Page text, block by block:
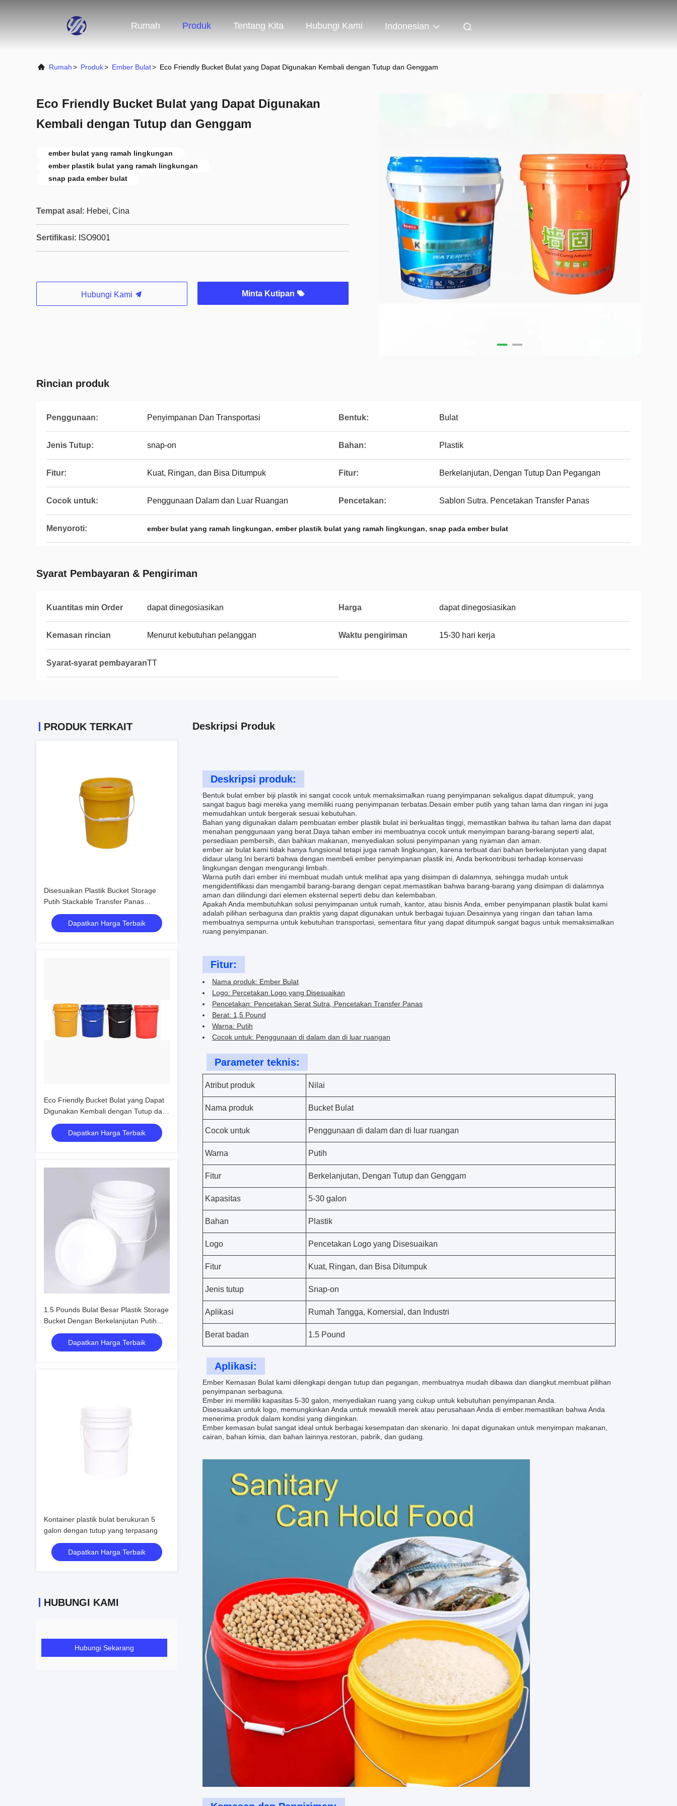
Rumah Produk Tentang Kita Hubungi Kami Indonesian
Rumah> Produk> Ember Bulat> Eco Friendly Bucket Bulat yang Dapat Digunakan Kembali dengan Tutup dan Genggam
Eco Friendly Bucket Bulat yang Dapat Digunakan
Kembali dengan Tutup dan Genggam
ember bulat yang ramah lingkungan
ember plastik bulat yang ramah lingkungan
snap pada ember bulat
Tempat asal: Hebei, Cina
Sertifikasi: ISO9001
Hubungi Kami Minta Kutipan
Rincian produk
Penggunaan: Penyimpanan Dan Transportasi Bentuk: Bulat
Jenis Tutup: snap-on Bahan: Plastik
Fitur: Kuat, Ringan, dan Bisa Ditumpuk Fitur: Berkelanjutan, Dengan Tutup Dan Pegangan
Cocok untuk: Penggunaan Dalam dan Luar Ruangan Pencetakan: Sablon Sutra. Pencetakan Transfer Panas
Menyoroti: ember bulat yang ramah lingkungan, ember plastik bulat yang ramah lingkungan, snap pada ember bulat
Syarat Pembayaran & Pengiriman
Kuantitas min Order dapat dinegosiasikan Harga dapat dinegosiasikan
Kemasan rincian Menurut kebutuhan pelanggan Waktu pengiriman 15-30 hari kerja
Syarat-syarat pembayaranTT
PRODUK TERKAIT
Disesuaikan Plastik Bucket Storage
Putih Stackable Transfer Panas
Pencetakan Bundar Bucket Dengan
Snap On Tutup
Dapatkan Harga Terbaik
Eco Friendly Bucket Bulat yang Dapat
Digunakan Kembali dengan Tutup dan
Genggam
Dapatkan Harga Terbaik
1.5 Pounds Bulat Besar Plastik Storage
Bucket Dengan Berkelanjutan Putih
Snap On Tutup
Dapatkan Harga Terbaik
Kontainer plastik bulat berukuran 5
galon dengan tutup yang terpasang
Dapatkan Harga Terbaik
HUBUNGI KAMI
Hubungi Sekarang
Deskripsi Produk
Deskripsi produk:
Bentuk bulat ember biji plastik ini sangat cocok untuk memaksimalkan ruang penyimpanan sekaligus dapat ditumpuk, yang
sangat bagus bagi mereka yang memiliki ruang penyimpanan terbatas.Desain ember putih yang tahan lama dan ringan ini juga
memudahkan untuk bergerak sesuai kebutuhan.
Bahan yang digunakan dalam pembuatan ember plastik bulat ini berkualitas tinggi, memastikan bahwa itu tahan lama dan dapat
menahan penggunaan yang berat.Daya tahan ember ini membuatnya cocok untuk menyimpan barang-barang seperti alat,
persediaan pembersih, dan bahkan makanan, menyediakan solusi penyimpanan yang nyaman dan aman.
ember air bulat kami tidak hanya fungsional tetapi juga ramah lingkungan, karena terbuat dari bahan berkelanjutan yang dapat
didaur ulang.Ini berarti bahwa dengan membeli ember penyimpanan plastik ini, Anda berkontribusi terhadap konservasi
lingkungan dengan mengurangi limbah.
Warna putih dari ember ini membuat mudah untuk melihat apa yang disimpan di dalamnya, sehingga mudah untuk
mengidentifikasi dan mengambil barang-barang dengan cepat.memastikan bahwa barang-barang yang disimpan di dalamnya
aman dan dilindungi dari elemen eksternal seperti debu dan kelembaban.
Apakah Anda membutuhkan solusi penyimpanan untuk rumah, kantor, atau bisnis Anda, ember penyimpanan plastik bulat kami
adalah pilihan serbaguna dan praktis yang dapat digunakan untuk berbagai tujuan.Desainnya yang ringan dan tahan lama
membuatnya sempurna untuk kebutuhan transportasi, sementara fitur yang dapat ditumpuk sangat bagus untuk memaksimalkan
ruang penyimpanan.
Fitur:
Nama produk: Ember Bulat
Logo: Percetakan Logo yang Disesuaikan
Pencetakan: Pencetakan Serat Sutra, Pencetakan Transfer Panas
Berat: 1,5 Pound
Warna: Putih
Cocok untuk: Penggunaan di dalam dan di luar ruangan
Parameter teknis:
Atribut produk Nilai
Nama produk Bucket Bulat
Cocok untuk Penggunaan di dalam dan di luar ruangan
Warna Putih
Fitur Berkelanjutan, Dengan Tutup dan Genggam
Kapasitas 5-30 galon
Bahan Plastik
Logo Pencetakan Logo yang Disesuaikan
Fitur Kuat, Ringan, dan Bisa Ditumpuk
Jenis tutup Snap-on
Aplikasi Rumah Tangga, Komersial, dan Industri
Berat badan 1.5 Pound
Aplikasi:
Ember Kemasan Bulat kami dilengkapi dengan tutup dan pegangan, membuatnya mudah dibawa dan diangkut.membuat pilihan
penyimpanan serbaguna.
Ember ini memiliki kapasitas 5-30 galon, menyediakan ruang yang cukup untuk kebutuhan penyimpanan Anda.
Disesuaikan untuk logo, memungkinkan Anda untuk mewakili merek atau perusahaan Anda di ember.memastikan bahwa Anda
menerima produk dalam kondisi yang diinginkan.
Ember kemasan bulat sangat ideal untuk berbagai kesempatan dan skenario. Ini dapat digunakan untuk menyimpan makanan,
cairan, bahan kimia, dan bahan lainnya.restoran, pabrik, dan gudang.